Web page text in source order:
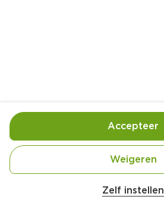
Ingrediënten
Zelf instellen
Weigeren
Accepteer